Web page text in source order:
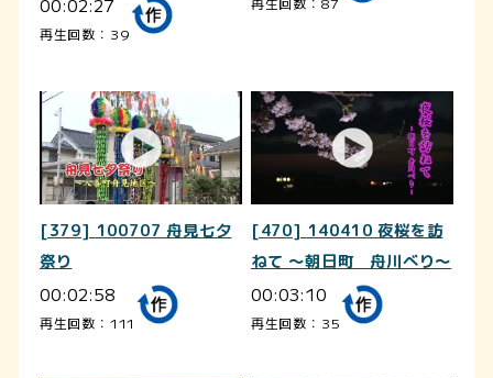
再生回数：39
[379] 100707 舟見七夕
祭り
00:02:58
再生回数：111
[470] 140410 夜桜を訪
ねて ～朝日町 舟川べり～
00:03:10
再生回数：35